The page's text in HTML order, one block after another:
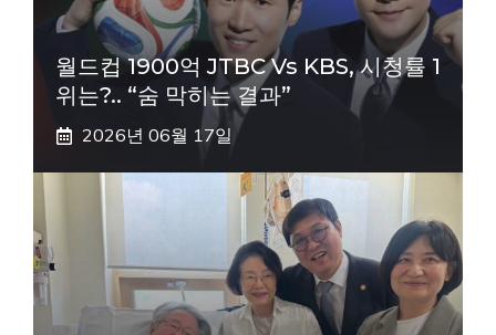
월드컵 1900억 JTBC Vs KBS, 시청률 1
위는?.. “숨 막히는 결과”
2026년 06월 17일